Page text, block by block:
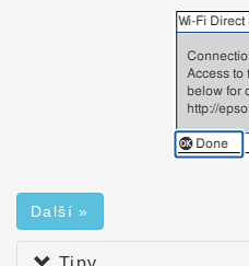
Další »